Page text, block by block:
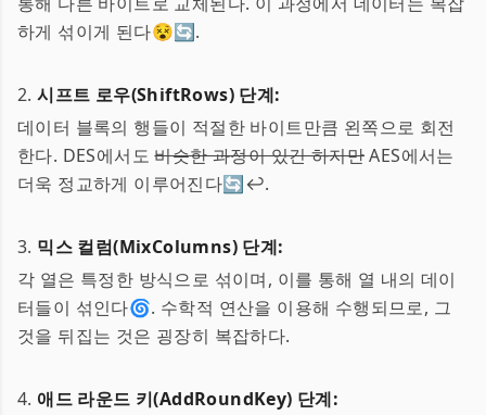
하게 섞이게 된다😵🔄.
2.시프트 로우(ShiftRows) 단계:
데이터 블록의 행들이 적절한 바이트만큼 왼쪽으로 회전
한다. DES에서도비슷한 과정이 있긴 하지만AES에서는
더욱 정교하게 이루어진다🔄↩️.
3. 믹스 컬럼(MixColumns) 단계:
각 열은 특정한 방식으로 섞이며, 이를 통해 열 내의 데이
터들이 섞인다🌀. 수학적 연산을 이용해 수행되므로, 그
것을 뒤집는 것은 굉장히 복잡하다.
4. 애드 라운드 키(AddRoundKey) 단계: